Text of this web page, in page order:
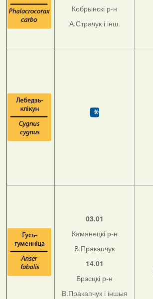
Кобрынскі р-н
А.Страчук і інш.
03.01
Камянецкі р-н
В.Пракапчук
14.01
Брэсцкі р-н
В.Пракапчук і іншыя